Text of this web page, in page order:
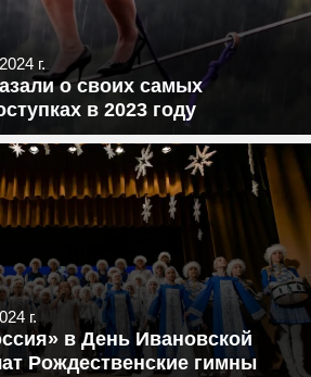
г.
о своих самых
в 2023 году
г.
в День Ивановской
Рождественские гимны